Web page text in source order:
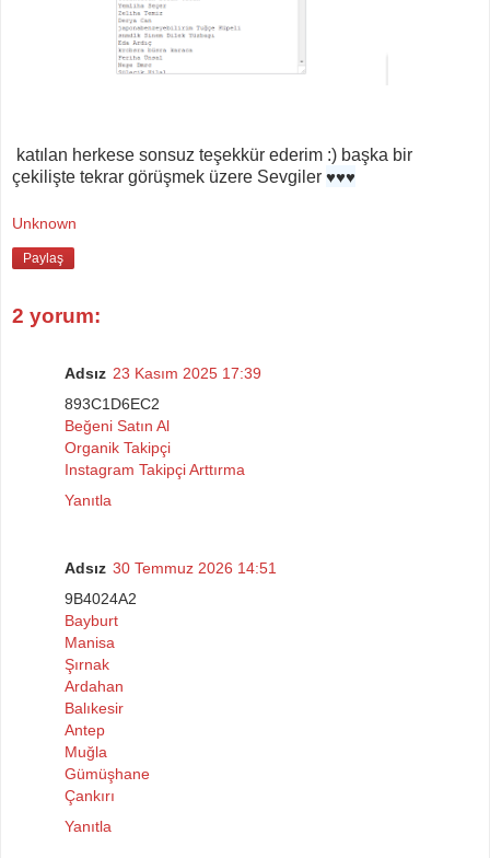
katılan herkese sonsuz teşekkür ederim :) başka bir
çekilişte tekrar görüşmek üzere Sevgiler ♥♥♥
Unknown
Paylaş
2 yorum:
Adsız 23 Kasım 2025 17:39
893C1D6EC2
Beğeni Satın Al
Organik Takipçi
Instagram Takipçi Arttırma
Yanıtla
Adsız 30 Temmuz 2026 14:51
9B4024A2
Bayburt
Manisa
Şırnak
Ardahan
Balıkesir
Antep
Muğla
Gümüşhane
Çankırı
Yanıtla